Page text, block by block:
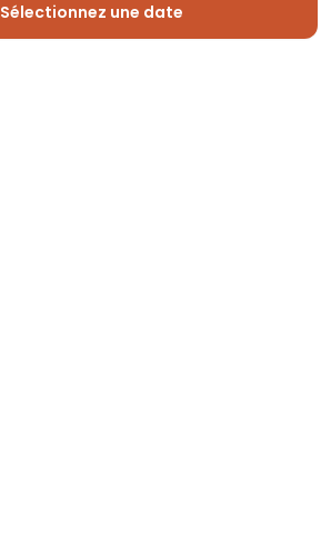
Sélectionnez une date